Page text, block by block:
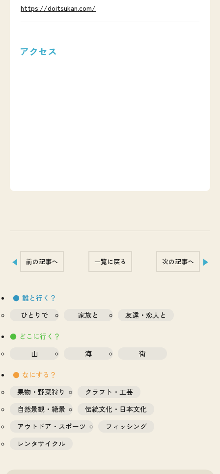
誰と行く？
ひとりで
家族と 友達・恋人と
どこに行く？
山
海 街
なにする？
果物・野菜狩り
クラフト・工芸
自然景観・絶景
伝統文化・日本文化
アウトドア・スポーツ
フィッシング
レンタサイクル
https://doitsukan.com/
アクセス
前の記事へ 一覧に戻る 次の記事へ